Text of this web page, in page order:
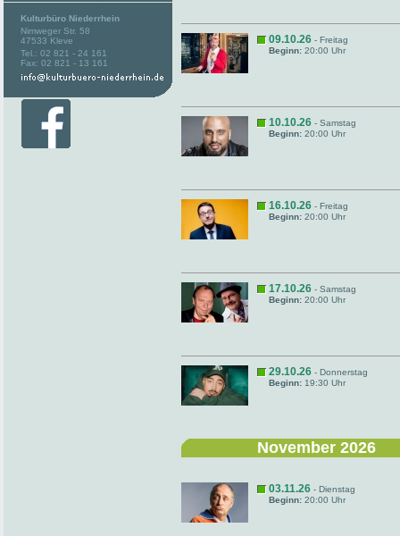
Kulturbüro Niederrhein
Nimweger Str. 58
47533 Kleve
Tel.: 02 821 - 24 161
Fax: 02 821 - 13 161
09.10.26 - Freitag
Beginn: 20:00 Uhr
10.10.26 - Samstag
Beginn: 20:00 Uhr
16.10.26 - Freitag
Beginn: 20:00 Uhr
17.10.26 - Samstag
Beginn: 20:00 Uhr
29.10.26 - Donnerstag
Beginn: 19:30 Uhr
November 2026
03.11.26 - Dienstag
Beginn: 20:00 Uhr